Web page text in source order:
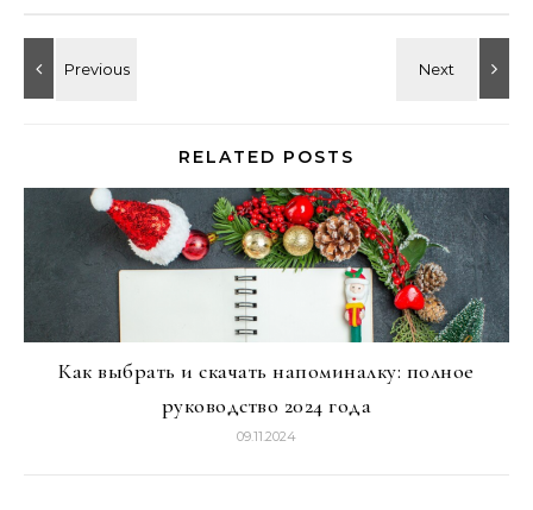
RELATED POSTS
Как выбрать и скачать напоминалку: полное
руководство 2024 года
09.11.2024